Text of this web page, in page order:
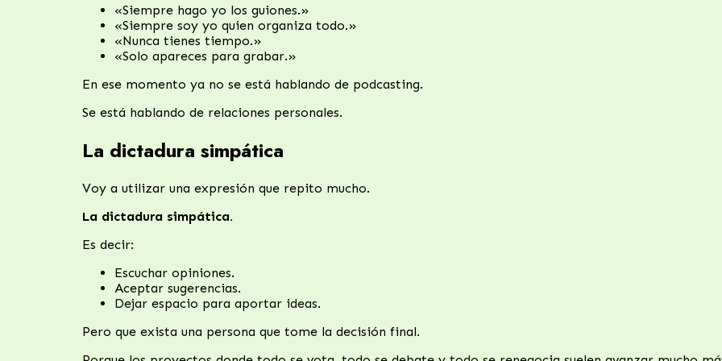
«Siempre hago yo los guiones.»
«Siempre soy yo quien organiza todo.»
«Nunca tienes tiempo.»
«Solo apareces para grabar.»
En ese momento ya no se está hablando de podcasting.
Se está hablando de relaciones personales.
La dictadura simpática
Voy a utilizar una expresión que repito mucho.
La dictadura simpática.
Es decir:
Escuchar opiniones.
Aceptar sugerencias.
Dejar espacio para aportar ideas.
Pero que exista una persona que tome la decisión final.